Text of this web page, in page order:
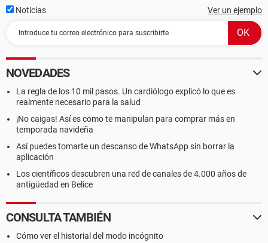
Noticias Ver un ejemplo
NOVEDADES
La regla de los 10 mil pasos. Un cardiólogo explicó lo que es
realmente necesario para la salud
¡No caigas! Así es como te manipulan para comprar más en
temporada navideña
Así puedes tomarte un descanso de WhatsApp sin borrar la
aplicación
Los científicos descubren una red de canales de 4.000 años de
antigüedad en Belice
CONSULTA TAMBIÉN
Cómo ver el historial del modo incógnito